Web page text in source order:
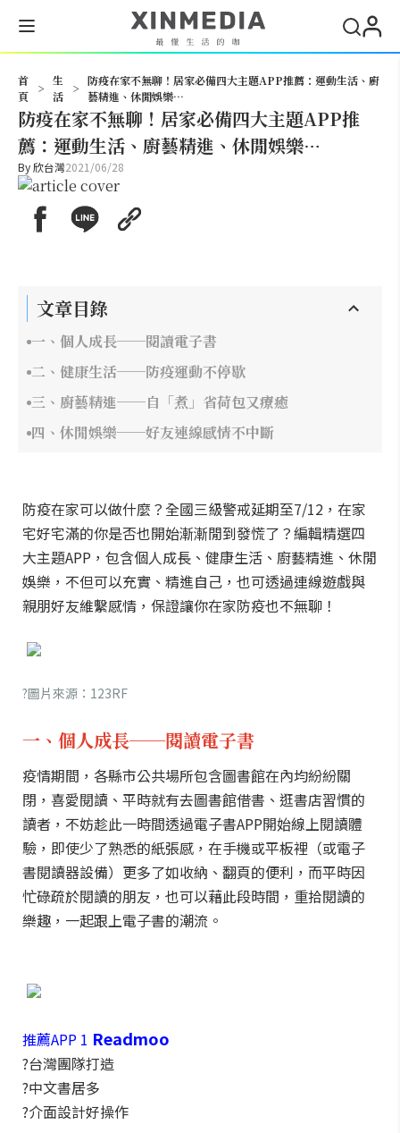
首
頁
>
生
活
>
防疫在家不無聊！居家必備四大主題APP推薦：運動生活、廚
藝精進、休閒娛樂…
防疫在家不無聊！居家必備四大主題APP推
薦：運動生活、廚藝精進、休閒娛樂…
By欣台灣2021/06/28
文章目錄
一、個人成長──閱讀電子書
二、健康生活──防疫運動不停歇
三、廚藝精進──自「煮」省荷包又療癒
四、休閒娛樂──好友連線感情不中斷
防疫在家可以做什麼？全國三級警戒延期至7/12，在家
宅好宅滿的你是否也開始漸漸閒到發慌了？編輯精選四
大主題APP，包含個人成長、健康生活、廚藝精進、休閒
娛樂，不但可以充實、精進自己，也可透過連線遊戲與
親朋好友維繫感情，保證讓你在家防疫也不無聊！
?圖片來源：123RF
一、個人成長──閱讀電子書
疫情期間，各縣市公共場所包含圖書館在內均紛紛關
閉，喜愛閱讀、平時就有去圖書館借書、逛書店習慣的
讀者，不妨趁此一時間透過電子書APP開始線上閱讀體
驗，即使少了熟悉的紙張感，在手機或平板裡（或電子
書閱讀器設備）更多了如收納、翻頁的便利，而平時因
忙碌疏於閱讀的朋友，也可以藉此段時間，重拾閱讀的
樂趣，一起跟上電子書的潮流。
推薦APP 1 Readmoo
?台灣團隊打造
?中文書居多
?介面設計好操作